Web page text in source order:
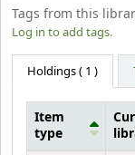
Tags from this
Log in to add tags.
Holdings( 1 )
Item
type